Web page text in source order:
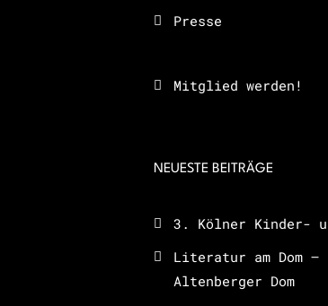
Presse
Mitglied werden!
NEUESTE BEITRÄGE
3. Kölner Kinder-
Literatur am Dom
Altenberger Dom